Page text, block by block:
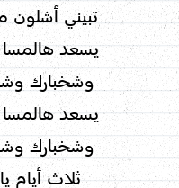
تبيني أشلون
يسعد
وشخبارك
يسعد
وشخبارك
ثلاث أيام